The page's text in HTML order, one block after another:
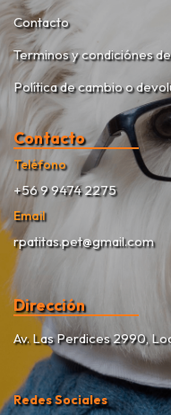
Contacto
Terminos y condiciónes
Política de cambio o
Contacto
Teléfono
+56 9 9474 2275
Email
rpatitas.pet@gmail.com
Dirección
Av. Las Perdices 2990,
Redes Sociales